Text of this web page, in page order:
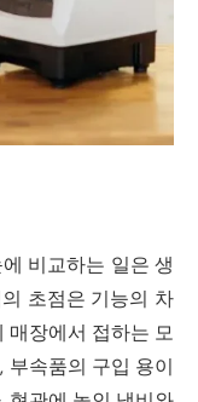
비교하는 일은 생
초점은 기능의 차
매장에서 접하는 모
부속품의 구입 용이